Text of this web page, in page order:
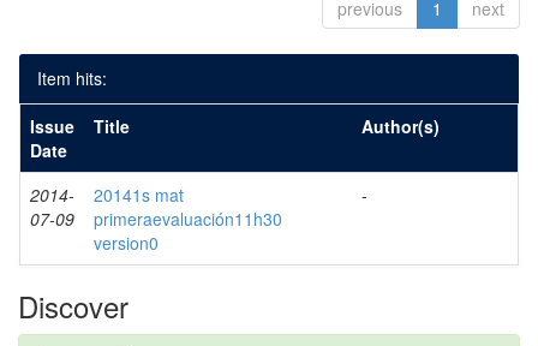
previous 1 next
Item hits:
Issue
Date
Title Author(s)
2014-
07-09
20141s mat
primeraevaluación11h30
version0
-
Discover